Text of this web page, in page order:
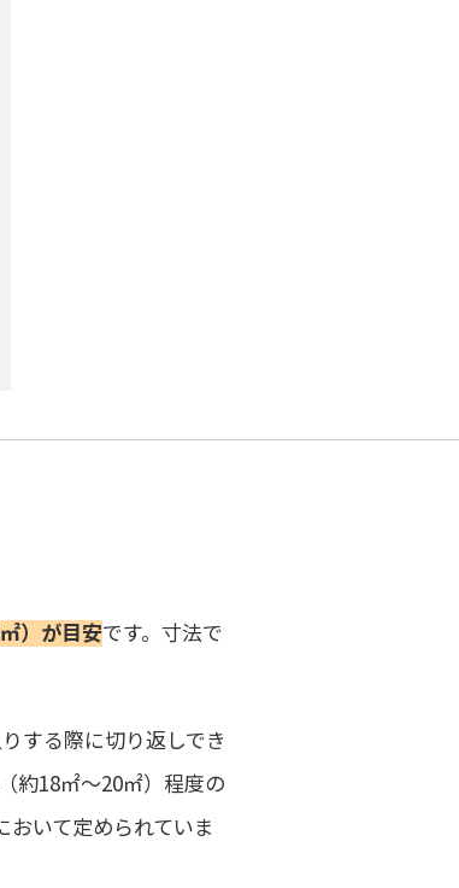
）が目安です。寸法で
する際に切り返しでき
約18㎡～20㎡）程度の
いて定められていま